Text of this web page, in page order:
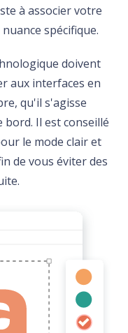
à associer votre
spécifique.
doivent
aux interfaces en
qu'il s'agisse
Il est conseillé
le mode clair et
de vous éviter des